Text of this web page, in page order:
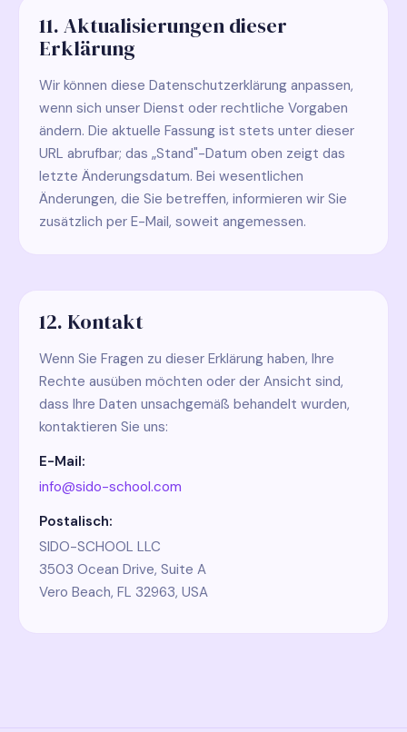
11. Aktualisierungen dieser
Erklärung
Wir können diese Datenschutzerklärung anpassen,
wenn sich unser Dienst oder rechtliche Vorgaben
ändern. Die aktuelle Fassung ist stets unter dieser
URL abrufbar; das „Stand"-Datum oben zeigt das
letzte Änderungsdatum. Bei wesentlichen
Änderungen, die Sie betreffen, informieren wir Sie
zusätzlich per E-Mail, soweit angemessen.
12. Kontakt
Wenn Sie Fragen zu dieser Erklärung haben, Ihre
Rechte ausüben möchten oder der Ansicht sind,
dass Ihre Daten unsachgemäß behandelt wurden,
kontaktieren Sie uns:
E-Mail:
info@sido-school.com
Postalisch:
SIDO-SCHOOL LLC
3503 Ocean Drive, Suite A
Vero Beach, FL 32963, USA